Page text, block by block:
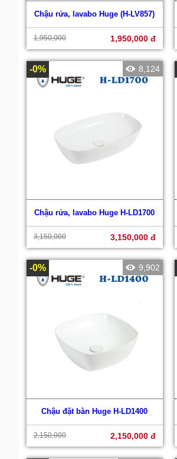
Chậu rửa, lavabo Huge (H-LV857)
1,950,000 1,950,000 đ
-0% 8,124
Chậu rửa, lavabo Huge H-LD1700
3,150,000 3,150,000 đ
-0% 9,902
Chậu đặt bàn Huge H-LD1400
2,150,000 2,150,000 đ